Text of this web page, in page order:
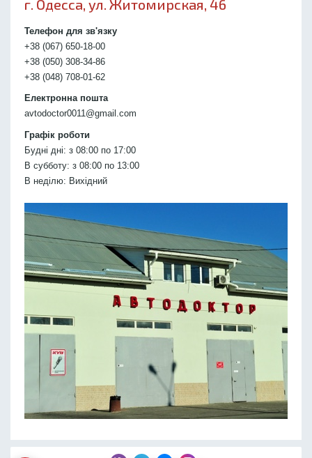
г. Одесса, ул. Житомирская, 46
Телефон для зв'язку
+38 (067) 650-18-00
+38 (050) 308-34-86
+38 (048) 708-01-62
Електронна пошта
avtodoctor0011@gmail.com
Графік роботи
Будні дні: з 08:00 по 17:00
В субботу: з 08:00 по 13:00
В неділю: Вихідний